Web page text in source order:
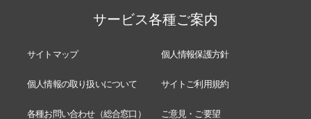
サービス各種ご案内
サイトマップ 個人情報保護方針
個人情報の取り扱いについて サイトご利用規約
各種お問い合わせ（総合窓口） ご意見・ご要望